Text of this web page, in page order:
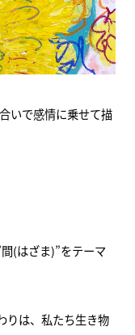
いで感情に乗せて描
(はざま)”をテーマ
りは、私たち生き物